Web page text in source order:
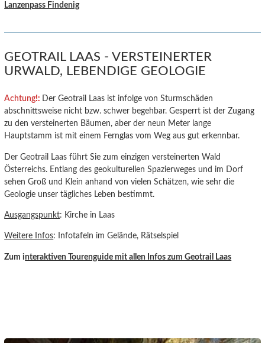
Lanzenpass Findenig
GEOTRAIL LAAS - VERSTEINERTER
URWALD, LEBENDIGE GEOLOGIE
Achtung!: Der Geotrail Laas ist infolge von Sturmschäden
abschnittsweise nicht bzw. schwer begehbar. Gesperrt ist der Zugang
zu den versteinerten Bäumen, aber der neun Meter lange
Hauptstamm ist mit einem Fernglas vom Weg aus gut erkennbar.
Der Geotrail Laas führt Sie zum einzigen versteinerten Wald
Österreichs. Entlang des geokulturellen Spazierweges und im Dorf
sehen Groß und Klein anhand von vielen Schätzen, wie sehr die
Geologie unser tägliches Leben bestimmt.
Ausgangspunkt: Kirche in Laas
Weitere Infos: Infotafeln im Gelände, Rätselspiel
Zum interaktiven Tourenguide mit allen Infos zum Geotrail Laas